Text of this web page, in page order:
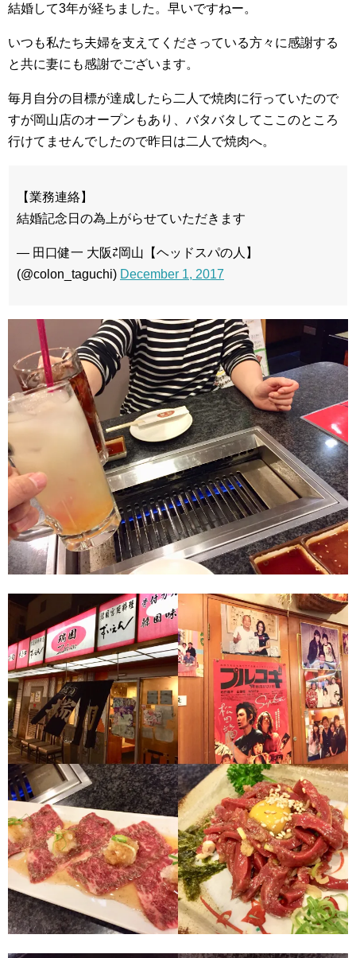
結婚して3年が経ちました。早いですねー。
いつも私たち夫婦を支えてくださっている方々に感謝する
と共に妻にも感謝でございます。
毎月自分の目標が達成したら二人で焼肉に行っていたので
すが岡山店のオープンもあり、バタバタしてここのところ
行けてませんでしたので昨日は二人で焼肉へ。
【業務連絡】
結婚記念日の為上がらせていただきます
— 田口健一 大阪⇄岡山【ヘッドスパの人】
(@colon_taguchi) December 1, 2017